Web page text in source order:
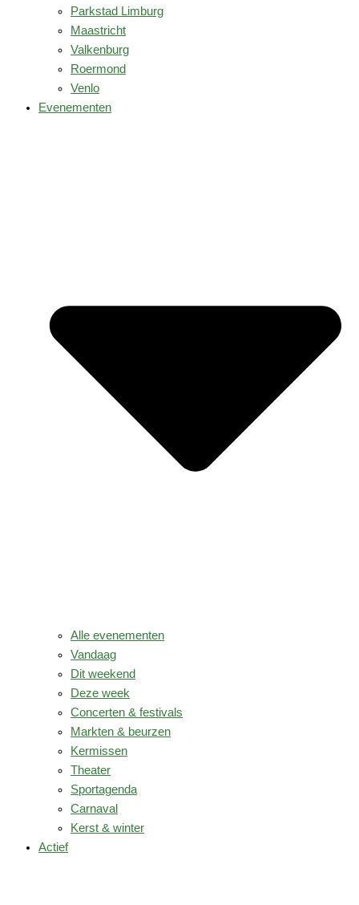
Parkstad Limburg
Maastricht
Valkenburg
Roermond
Venlo
Evenementen
Alle evenementen
Vandaag
Dit weekend
Deze week
Concerten & festivals
Markten & beurzen
Kermissen
Theater
Sportagenda
Carnaval
Kerst & winter
Actief